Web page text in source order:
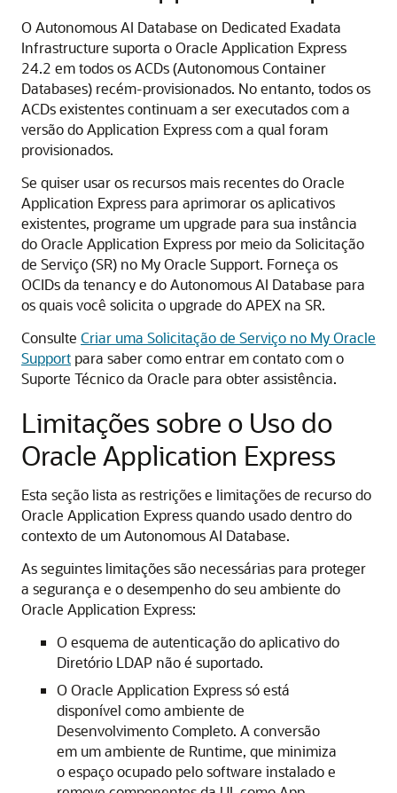
O Autonomous AI Database on Dedicated Exadata
Infrastructure suporta o Oracle Application Express
24.2 em todos os ACDs (Autonomous Container
Databases) recém-provisionados. No entanto, todos os
ACDs existentes continuam a ser executados com a
versão do Application Express com a qual foram
provisionados.
Se quiser usar os recursos mais recentes do Oracle
Application Express para aprimorar os aplicativos
existentes, programe um upgrade para sua instância
do Oracle Application Express por meio da Solicitação
de Serviço (SR) no My Oracle Support. Forneça os
OCIDs da tenancy e do Autonomous AI Database para
os quais você solicita o upgrade do APEX na SR.
Consulte Criar uma Solicitação de Serviço no My Oracle
Support para saber como entrar em contato com o
Suporte Técnico da Oracle para obter assistência.
Limitações sobre o Uso do
Oracle Application Express
Esta seção lista as restrições e limitações de recurso do
Oracle Application Express quando usado dentro do
contexto de um Autonomous AI Database.
As seguintes limitações são necessárias para proteger
a segurança e o desempenho do seu ambiente do
Oracle Application Express:
O esquema de autenticação do aplicativo do
Diretório LDAP não é suportado.
O Oracle Application Express só está
disponível como ambiente de
Desenvolvimento Completo. A conversão
em um ambiente de Runtime, que minimiza
o espaço ocupado pelo software instalado e